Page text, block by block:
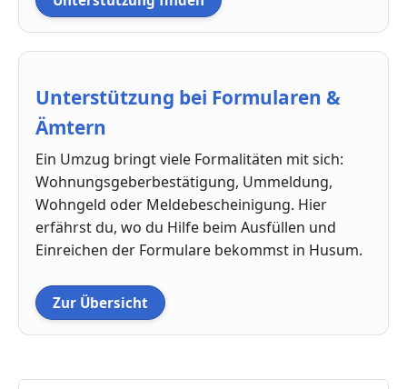
Unterstützung bei Formularen &
Ämtern
Ein Umzug bringt viele Formalitäten mit sich:
Wohnungsgeberbestätigung, Ummeldung,
Wohngeld oder Meldebescheinigung. Hier
erfährst du, wo du Hilfe beim Ausfüllen und
Einreichen der Formulare bekommst in Husum.
Zur Übersicht